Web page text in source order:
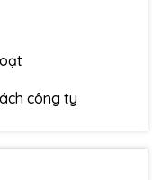
công ty